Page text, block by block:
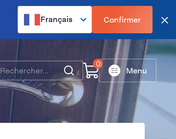
Français Confirmer
Rechercher 0
Menu